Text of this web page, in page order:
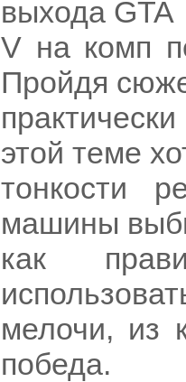
выхода GTA
V на комп
Пройдя
этой теме
тонкости
машины
как
мелочи, из
победа.